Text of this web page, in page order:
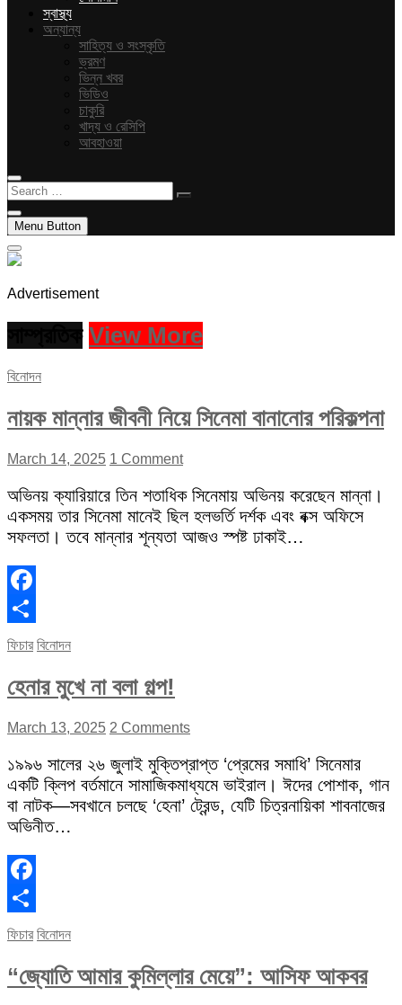
স্বাস্থ্য
অন্যান্য
সাহিত্য ও সংস্কৃতি
ভ্রমণ
ভিন্ন খবর
ভিডিও
চাকুরি
খাদ্য ও রেসিপি
আবহাওয়া
Search
…
Menu Button
Advertisement
View More
বিনোদন
নায়ক মান্নার জীবনী নিয়ে সিনেমা বানানোর পরিকল্পনা
March 14, 2025 1 Comment
অভিনয় ক্যারিয়ারে তিন শতাধিক সিনেমায় অভিনয় করেছেন মান্না।
একসময় তার সিনেমা মানেই ছিল হলভর্তি দর্শক এবং বক্স অফিসে
সফলতা। তবে মান্নার শূন্যতা আজও স্পষ্ট ঢাকাই…
Facebook
Share
ফিচার বিনোদন
হেনার মুখে না বলা গল্প!
March 13, 2025 2 Comments
১৯৯৬ সালের ২৬ জুলাই মুক্তিপ্রাপ্ত ‘প্রেমের সমাধি’ সিনেমার
একটি ক্লিপ বর্তমানে সামাজিকমাধ্যমে ভাইরাল। ঈদের পোশাক, গান
বা নাটক—সবখানে চলছে ‘হেনা’ ট্রেন্ড, যেটি চিত্রনায়িকা শাবনাজের
অভিনীত…
Facebook
Share
ফিচার বিনোদন
“জ্যোতি আমার কুমিল্লার মেয়ে”: আসিফ আকবর